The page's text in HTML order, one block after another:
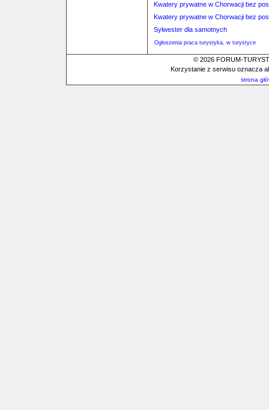
Kwatery prywatne w Chorwacji bez
Kwatery prywatne w Chorwacji bez
Sylwester dla samotnych
Ogłoszenia praca turystyka, w turystyce
© 2026 FORUM-
Korzystanie z serwisu oznacza
strona